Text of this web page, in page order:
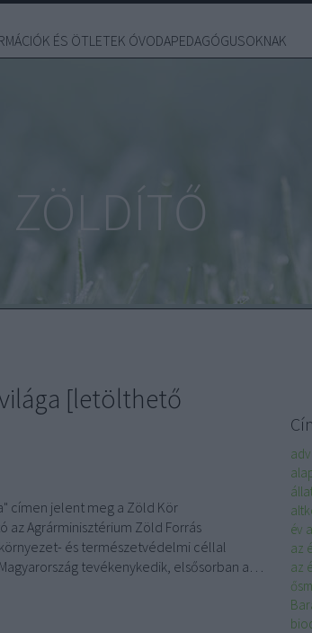
ÉS ÖTLETEK ÓVODAPEDAGÓGUSOKNAK
ZÖLDÍTŐ
[letölthető
címen jelent meg a Zöld Kör
az Agrárminisztérium Zöld Forrás
és természetvédelmi céllal
tevékenykedik, elsősorban a…
év
az
az